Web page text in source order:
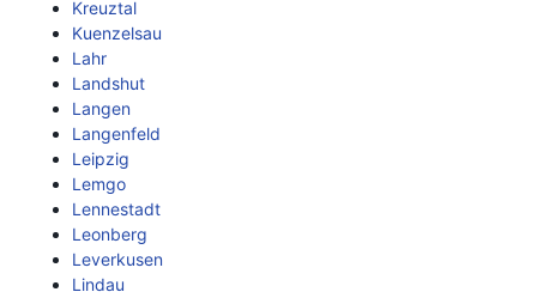
Kreuztal
Kuenzelsau
Lahr
Landshut
Langen
Langenfeld
Leipzig
Lemgo
Lennestadt
Leonberg
Leverkusen
Lindau